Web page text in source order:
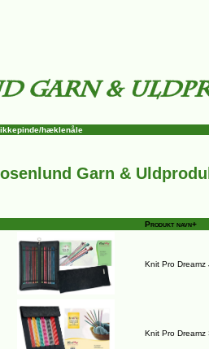
hæklenåle
Garn &
Produkt navn+
Knit Pro
Knit Pro